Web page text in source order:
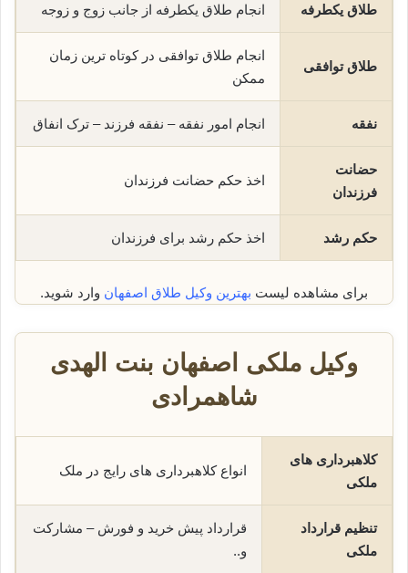
طلاق یکطرفه انجام طلاق یکطرفه از جانب زوج و زوجه
طلاق توافقی
انجام طلاق توافقی در کوتاه ترین زمان
ممکن
نفقه انجام امور نفقه – نفقه فرزند – ترک انفاق
حضانت
فرزندان
اخذ حکم حضانت فرزندان
حکم رشد اخذ حکم رشد برای فرزندان
برای مشاهده لیست بهترین وکیل طلاق اصفهان وارد شوید.
وکیل ملکی اصفهان بنت الهدی
شاهمرادی
کلاهبرداری های
ملکی
انواع کلاهبرداری های رایج در ملک
تنظیم قرارداد
ملکی
قرارداد پیش خرید و فورش – مشارکت
و..